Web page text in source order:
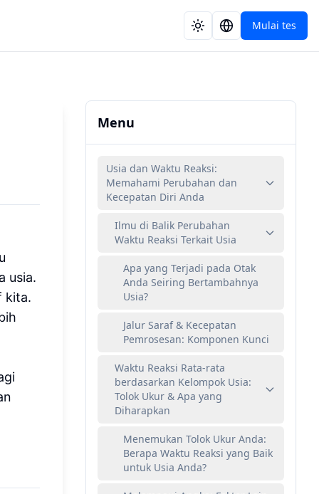
Mulai tes
usia.
kita.
Menu
Usia dan Waktu Reaksi:
Memahami Perubahan dan
Kecepatan Diri Anda
Ilmu di Balik Perubahan
Waktu Reaksi Terkait Usia
Apa yang Terjadi pada Otak
Anda Seiring Bertambahnya
Usia?
Jalur Saraf & Kecepatan
Pemrosesan: Komponen Kunci
Waktu Reaksi Rata-rata
berdasarkan Kelompok Usia:
Tolok Ukur & Apa yang
Diharapkan
Menemukan Tolok Ukur Anda:
Berapa Waktu Reaksi yang Baik
untuk Usia Anda?